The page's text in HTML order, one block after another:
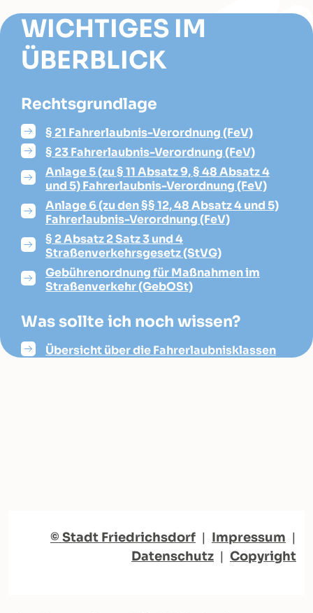
WICHTIGES IM
ÜBERBLICK
Rechtsgrundlage
§ 21 Fahrerlaubnis-Verordnung (FeV)
§ 23 Fahrerlaubnis-Verordnung (FeV)
Anlage 5 (zu § 11 Absatz 9, § 48 Absatz 4
und 5) Fahrerlaubnis-Verordnung (FeV)
Anlage 6 (zu den §§ 12, 48 Absatz 4 und 5)
Fahrerlaubnis-Verordnung (FeV)
§ 2 Absatz 2 Satz 3 und 4
Straßenverkehrsgesetz (StVG)
Gebührenordnung für Maßnahmen im
Straßenverkehr (GebOSt)
Was sollte ich noch wissen?
Übersicht über die Fahrerlaubnisklassen
© Stadt Friedrichsdorf | Impressum |
Datenschutz | Copyright